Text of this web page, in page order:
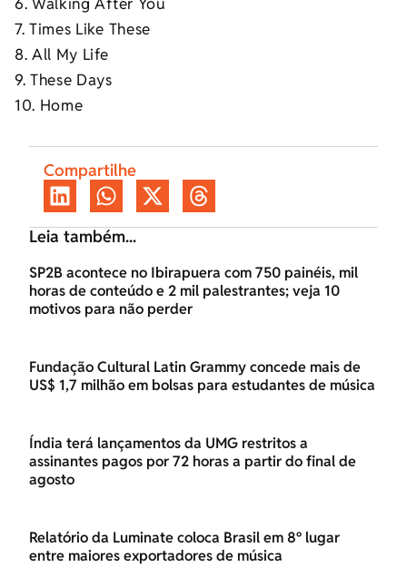
7. Times Like These
8. All My Life
9. These Days
10. Home
Compartilhe
Leia também...
SP2B acontece no Ibirapuera com 750 painéis, mil
horas de conteúdo e 2 mil palestrantes; veja 10
motivos para não perder
Fundação Cultural Latin Grammy concede mais de
US$ 1,7 milhão em bolsas para estudantes de música
Índia terá lançamentos da UMG restritos a
assinantes pagos por 72 horas a partir do final de
agosto
Relatório da Luminate coloca Brasil em 8º lugar
entre maiores exportadores de música